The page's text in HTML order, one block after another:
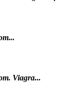
Viagra...